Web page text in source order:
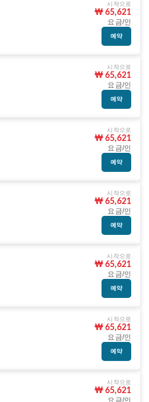
시작으로
₩ 65,621
요금/인
예약
시작으로
₩ 65,621
요금/인
예약
시작으로
₩ 65,621
요금/인
예약
시작으로
₩ 65,621
요금/인
예약
시작으로
₩ 65,621
요금/인
예약
시작으로
₩ 65,621
요금/인
예약
시작으로
₩ 65,621
요금/인